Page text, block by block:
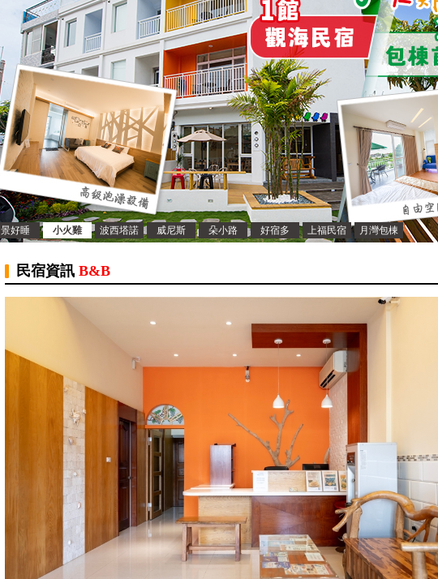
景好睡 小火雞 波西塔諾 威尼斯 朵小路 好宿多 上福民宿 月灣包棟
民宿資訊 B&B